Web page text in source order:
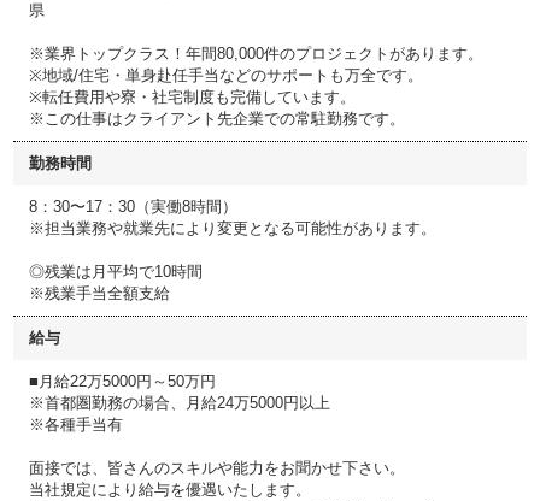
県
※業界トップクラス！年間80,000件のプロジェクトがあります。
※地域/住宅・単身赴任手当などのサポートも万全です。
※転任費用や寮・社宅制度も完備しています。
※この仕事はクライアント先企業での常駐勤務です。
勤務時間
8：30〜17：30（実働8時間）
※担当業務や就業先により変更となる可能性があります。
◎残業は月平均で10時間
※残業手当全額支給
給与
■月給22万5000円～50万円
※首都圏勤務の場合、月給24万5000円以上
※各種手当有
面接では、皆さんのスキルや能力をお聞かせ下さい。
当社規定により給与を優遇いたします。